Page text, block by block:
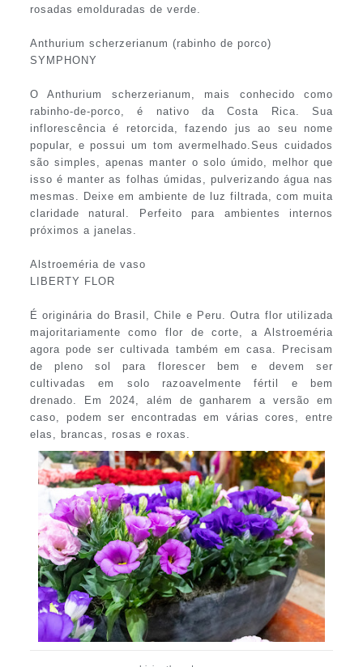
rosadas emolduradas de verde.
Anthurium scherzerianum (rabinho de porco)
SYMPHONY
O Anthurium scherzerianum, mais conhecido como
rabinho-de-porco, é nativo da Costa Rica. Sua
inflorescência é retorcida, fazendo jus ao seu nome
popular, e possui um tom avermelhado.Seus cuidados
são simples, apenas manter o solo úmido, melhor que
isso é manter as folhas úmidas, pulverizando água nas
mesmas. Deixe em ambiente de luz filtrada, com muita
claridade natural. Perfeito para ambientes internos
próximos a janelas.
Alstroeméria de vaso
LIBERTY FLOR
É originária do Brasil, Chile e Peru. Outra flor utilizada
majoritariamente como flor de corte, a Alstroeméria
agora pode ser cultivada também em casa. Precisam
de pleno sol para florescer bem e devem ser
cultivadas em solo razoavelmente fértil e bem
drenado. Em 2024, além de ganharem a versão em
caso, podem ser encontradas em várias cores, entre
elas, brancas, rosas e roxas.